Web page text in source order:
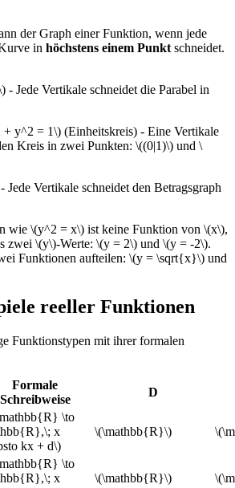
der Graph einer Funktion, wenn jede
in höchstens einem Punkt schneidet.
- Jede Vertikale schneidet die Parabel in
+ y^2 = 1\) (Einheitskreis) - Eine Vertikale
Kreis in zwei Punkten: \((0|1)\) und \
Jede Vertikale schneidet den Betragsgraph
wie \(y^2 = x\) ist keine Funktion von \(x\),
zwei \(y\)-Werte: \(y = 2\) und \(y = -2\).
Funktionen aufteilen: \(y = \sqrt{x}\) und
reeller Funktionen
Funktionstypen mit ihrer formalen
Formale
Schreibweise
D
\to
x
kx + d\)
\(\mathbb{R}\)
\to
x
\(\mathbb{R}\)